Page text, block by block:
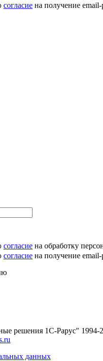
согласие на получение
согласие на обработку
согласие на получение
решения 1С-Рарус" 1994-
данных